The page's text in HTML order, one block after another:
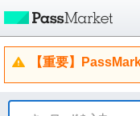
【重要】